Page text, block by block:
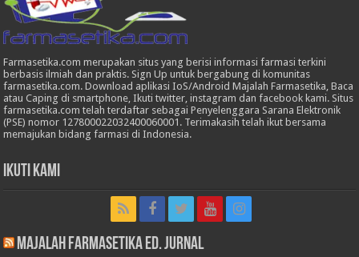
Farmasetika.com merupakan situs yang berisi informasi farmasi terkini
berbasis ilmiah dan praktis. Sign Up untuk bergabung di komunitas
farmasetika.com. Download aplikasi IoS/Android Majalah Farmasetika, Baca
atau Caping di smartphone, Ikuti twitter, instagram dan facebook kami. Situs
farmasetika.com telah terdaftar sebagai Penyelenggara Sarana Elektronik
(PSE) nomor 127800022032400060001. Terimakasih telah ikut bersama
memajukan bidang farmasi di Indonesia.
Ikuti Kami
Majalah Farmasetika Ed. Jurnal